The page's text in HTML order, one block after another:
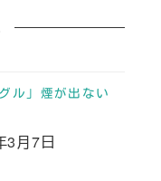
グル」煙が出ない
3月7日